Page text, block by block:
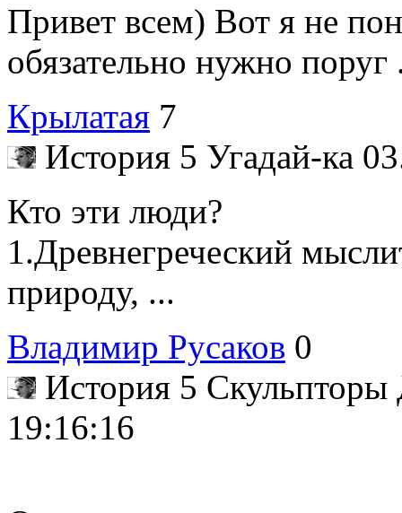
Привет всем) Вот я не
обязательно нужно поруг
Крылатая 7
История 5 Угадай-ка
Кто эти люди?
1.Древнегреческий
природу, ...
Владимир Русаков 0
История 5
19:16:16